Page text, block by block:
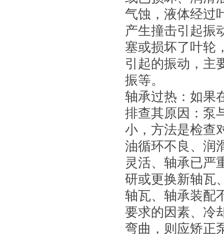
气蚀，液体经过
产生撞击引起振
塞或损坏了叶轮
引起的振动，主
振等。
轴承过热：如果
排查其原因：泵
小，方法是检查
油循环不良、润
灵活、轴承已严
研或更换新轴瓦
轴瓦、轴承装配
要求的因素、冷
弯曲，则应矫正